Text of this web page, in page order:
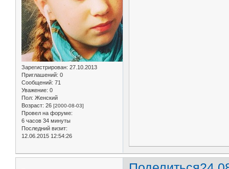
Зарегистрирован: 27.10.2013
Приглашений: 0
Сообщений: 71
Уважение: 0
Пол: Женский
Возраст: 26 [2000-08-03]
Провел на форуме:
6 часов 34 минуты
Последний визит:
12.06.2015 12:54:26